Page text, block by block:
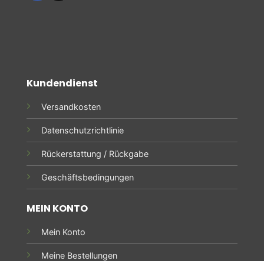
Kundendienst
Versandkosten
Datenschutzrichtlinie
Rückerstattung / Rückgabe
Geschäftsbedingungen
MEIN KONTO
Mein Konto
Meine Bestellungen